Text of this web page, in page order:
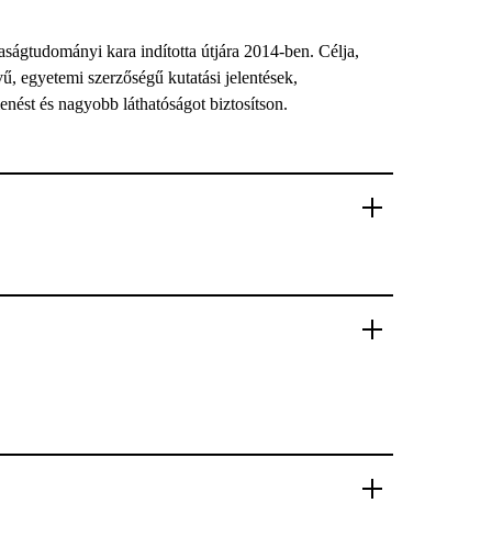
kara indította útjára 2014-ben. Célja,
egyetemi szerzőségű kutatási jelentések,
és nagyobb láthatóságot biztosítson.